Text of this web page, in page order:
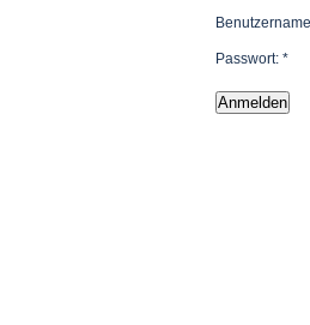
Passwort: *